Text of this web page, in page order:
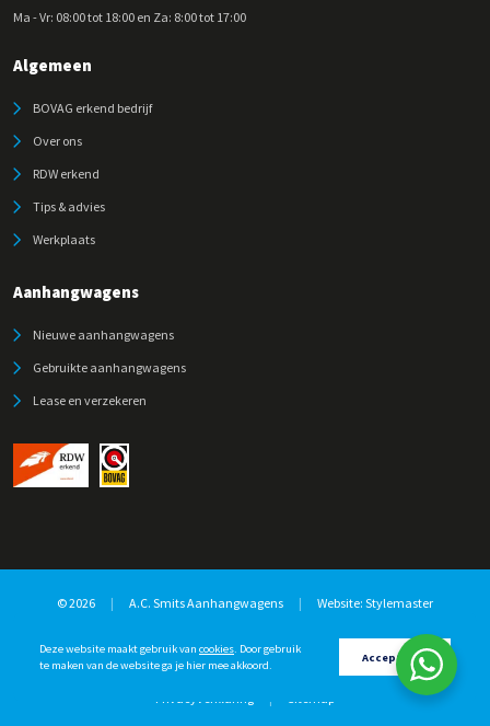
Ma - Vr: 08:00 tot 18:00 en Za: 8:00 tot 17:00
Algemeen
BOVAG erkend bedrijf
Over ons
RDW erkend
Tips & advies
Werkplaats
Aanhangwagens
Nieuwe aanhangwagens
Gebruikte aanhangwagens
Lease en verzekeren
© 2026 | A.C. Smits Aanhangwagens | Website: Stylemaster
Deze website maakt gebruik van cookies. Door gebruik
te maken van de website ga je hier mee akkoord.
Accepteren